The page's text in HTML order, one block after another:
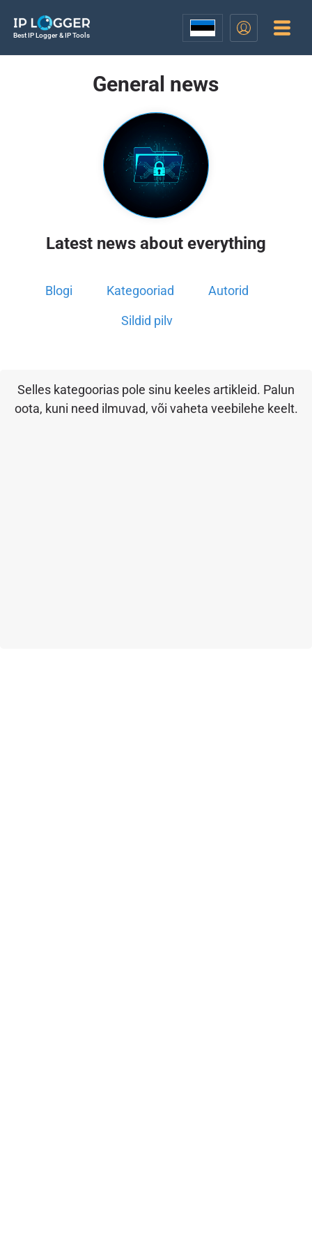
Best IP Logger & IP Tools
General news
Latest news about everything
Blogi Kategooriad Autorid
Sildid pilv